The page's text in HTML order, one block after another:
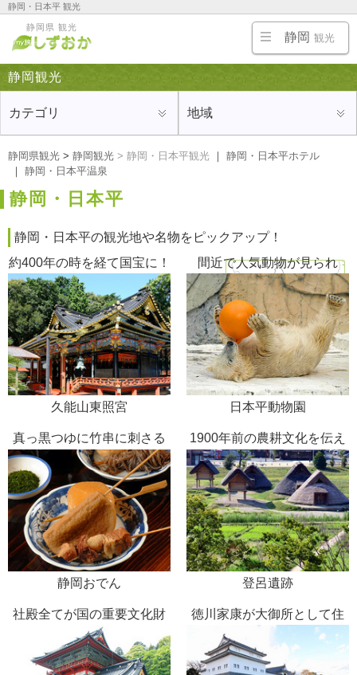
静岡・日本平 観光
静岡・清水・川根など静岡中部の旅行にオススメの観光地、ホテルや旅館、温泉、名物・ご当
地グルメ、お土産を紹介｜静岡観光
静岡県 観光
静岡 観光
静岡観光
カテゴリ 地域
静岡県観光 > 静岡観光 > 静岡・日本平観光 ｜ 静岡・日本平ホテル
｜ 静岡・日本平温泉
静岡・日本平
静岡・日本平の観光地や名物をピックアップ！
約400年の時を経て国宝に！
久能山東照宮
間近で人気動物が見られ
る！
日本平動物園
真っ黒つゆに竹串に刺さる
具
静岡おでん
1900年前の農耕文化を伝え
る
登呂遺跡
社殿全てが国の重要文化財
徳川家康が大御所として住
んだ地